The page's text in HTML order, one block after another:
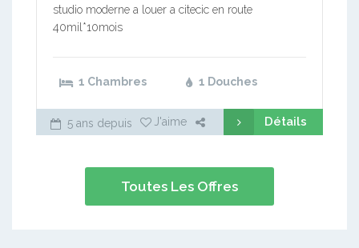
studio moderne a louer a citecic en route
40mil*10mois
1 Chambres 1 Douches
5 ans depuis J'aime Détails
Toutes Les Offres